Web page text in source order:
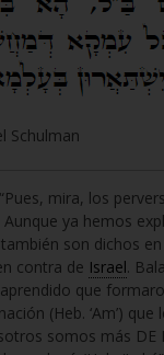
Schulman
mira, los
Aunque ya hemos
son dichos
contra de Israel.
que
(Heb. ‘Am’)
somos más DE